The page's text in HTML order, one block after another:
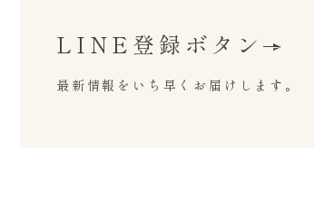
LINE登録ボタン
最新情報をいち早くお届けします。